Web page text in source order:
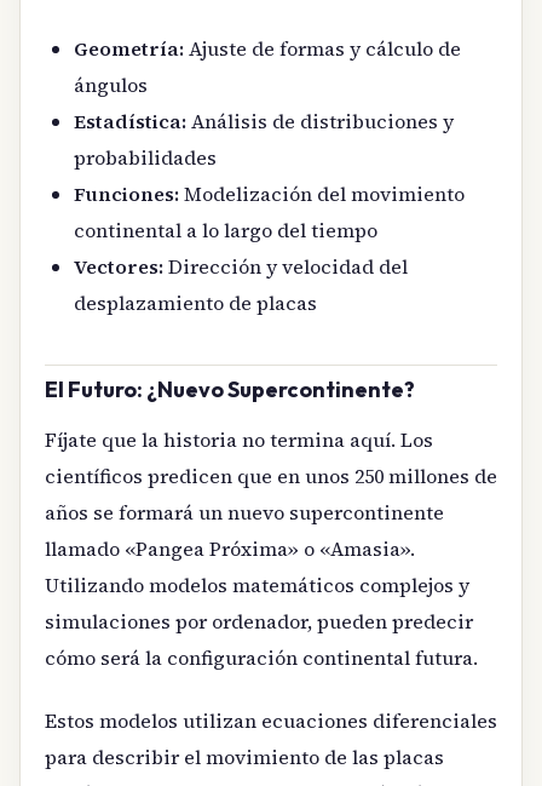
Geometría:Ajuste de formas y cálculo de
ángulos
Estadística:Análisis de distribuciones y
probabilidades
Funciones:Modelización del movimiento
continental a lo largo del tiempo
Vectores:Dirección y velocidad del
desplazamiento de placas
El Futuro: ¿Nuevo Supercontinente?
Fíjate que la historia no termina aquí. Los
científicos predicen que en unos 250 millones de
años se formará un nuevo supercontinente
llamado «Pangea Próxima» o «Amasia».
Utilizando modelos matemáticos complejos y
simulaciones por ordenador, pueden predecir
cómo será la configuración continental futura.
Estos modelos utilizan ecuaciones diferenciales
para describir el movimiento de las placas